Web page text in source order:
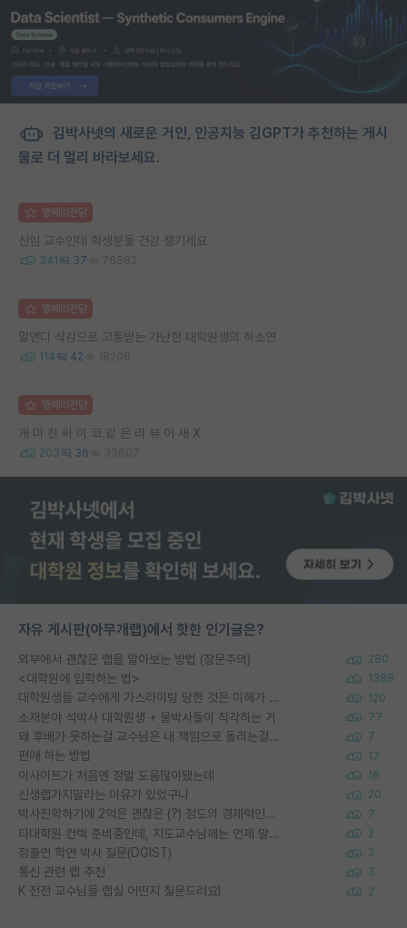
김박사넷의 새로운 거인, 인공지능 김GPT가 추천하는 게시
물로 더 멀리 바라보세요.
명예의전당
신임 교수인데 학생분들 건강 챙기세요
341 37 76582
명예의전당
알앤디 삭감으로 고통받는 가난한 대학원생의 하소연
114 42 18208
명예의전당
개 미 친 싸 이 코 같 은 리 뷰 어 새 X
203 36 33607
자유 게시판(아무개랩)에서 핫한 인기글은?
외부에서 괜찮은 랩을 알아보는 방법 (장문주의) 280
<대학원에 입학하는 법> 1388
대학원생들 교수에게 가스라이팅 당한 것은 이해가 갑니다. 안타깝네요. 120
소재분야 석박사 대학원생 + 물박사들이 착각하는 거 77
왜 후배가 못하는걸 교수님은 내 책임으로 돌리는걸까요? 7
편애 하는 방법 17
이사이트가 처음엔 정말 도움많이됐는데 16
신생랩가지말라는 이유가 있었구나 20
박사진학하기에 2억은 괜찮은 (?) 정도의 경제력인가요 7
타대학원 컨텍 준비중인데, 지도교수님께는 언제 말씀드려야 할까요? 2
정출연 학연 박사 질문(DGIST) 2
통신 관련 랩 추천 3
K 전전 교수님들 랩실 어떤지 질문드려요! 2